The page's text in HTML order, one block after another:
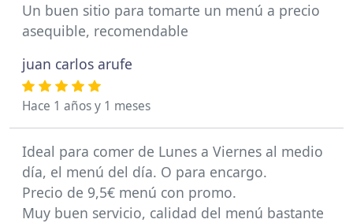
Un buen sitio para tomarte un menú a precio
asequible, recomendable
juan carlos arufe
Hace 1 años y 1 meses
Ideal para comer de Lunes a Viernes al medio
día, el menú del día. O para encargo.
Precio de 9,5€ menú con promo.
Muy buen servicio, calidad del menú bastante